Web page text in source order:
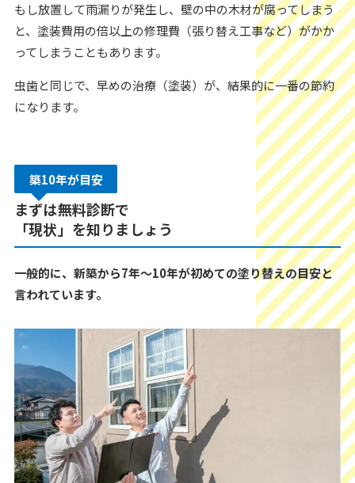
もし放置して雨漏りが発生し、壁の中の木材が腐ってしまう
と、塗装費用の倍以上の修理費（張り替え工事など）がかか
ってしまうこともあります。
虫歯と同じで、早めの治療（塗装）が、結果的に一番の節約
になります。
築10年が目安
まずは無料診断で
「現状」を知りましょう
一般的に、新築から7年〜10年が初めての塗り替えの目安と
言われています。